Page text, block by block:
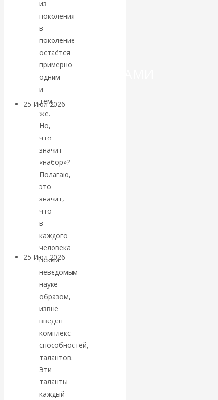
ДЕНЕГ»: КИТАЙ
ВЕДЁТ БОРЬБУ
КРИПТОВАЛЮТАМИ
25 Июл 2026
Валентин
КАтасонов.
Может ли
Америка
покинуть НАТО?
25 Июл 2026
интервью и беседы
«Об этом
молчат»:
экономист
Валентин
Катасонов
из
поколения
в
поколение
остаётся
примерно
одним
и
тем
же.
Но,
что
значит
«набор»?
Полагаю,
это
значит,
что
в
каждого
человека
неким
неведомым
науке
образом,
извне
введен
комплекс
способностей,
талантов.
Эти
таланты
каждый